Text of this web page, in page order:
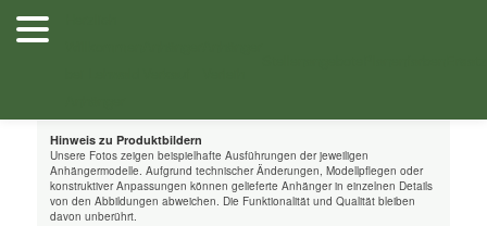
Zum
Inhalt
Shop
Hinweis zu Produktbildern
Unsere Fotos zeigen beispielhafte Ausführungen der jeweiligen
Anhängermodelle. Aufgrund technischer Änderungen, Modellpflegen oder
konstruktiver Anpassungen können gelieferte Anhänger in einzelnen Details
von den Abbildungen abweichen. Die Funktionalität und Qualität bleiben
davon unberührt.